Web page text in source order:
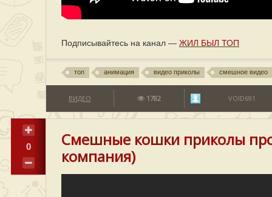
Подписывайтесь на канал — ЖИЛ БЫЛ ТОП
топ анимация видео приколы смешное видео
ВИДЕО 1782 VOID691
0
Смешные кошки приколы
компания)